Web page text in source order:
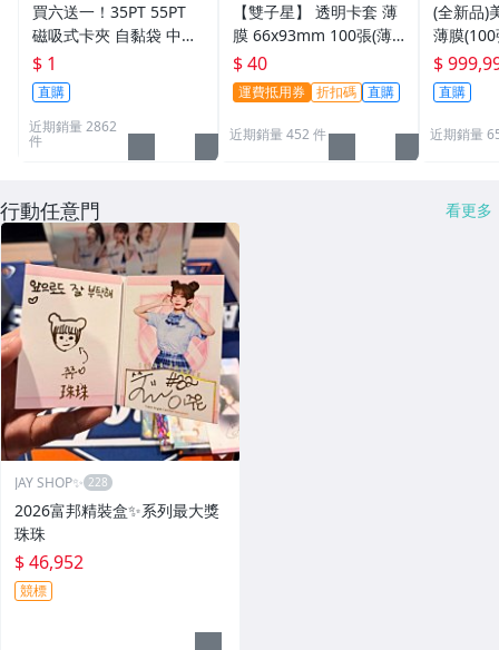
買六送一！35PT 55PT
磁吸式卡夾 自黏袋 中華
職棒球員卡 遊戲王 寶可
夢PTCG 漫威 ultra pro
可用
$ 1
直購
近期銷量 2862
件
【雙子星】 透明卡套 薄
膜 66x93mm 100張(薄)
適用 BBM MLB Topps C
PBL 球員卡
$ 40
運費抵用券 折扣碼 直購
近期銷量 452 件
(全新品)
薄膜
次到貨
$
直購
近期銷量
行動任意門 看更多
JAY SHOP✨
2026富邦精裝盒✨系列最大獎
珠珠
$ 46,952
競標